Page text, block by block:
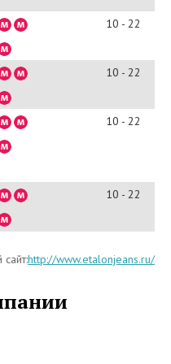
10 - 22
10 - 22
10 - 22
10 - 22
http://www.etalonjeans.ru/